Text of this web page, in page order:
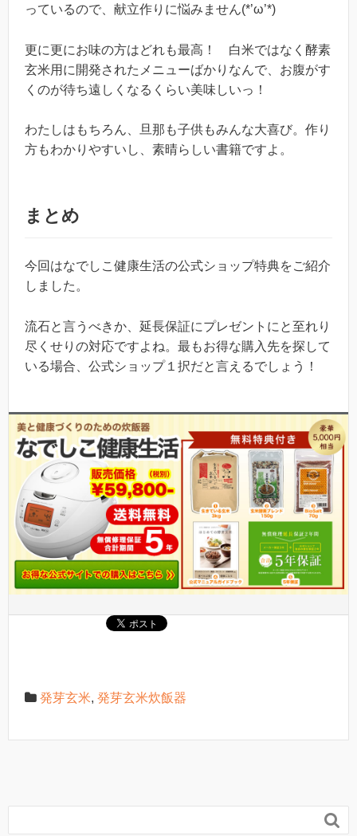
っているので、献立作りに悩みません(*’ω’*)
更に更にお味の方はどれも最高！ 白米ではなく酵素
玄米用に開発されたメニューばかりなんで、お腹がす
くのが待ち遠しくなるくらい美味しいっ！
わたしはもちろん、旦那も子供もみんな大喜び。作り
方もわかりやすいし、素晴らしい書籍ですよ。
まとめ
今回はなでしこ健康生活の公式ショップ特典をご紹介
しました。
流石と言うべきか、延長保証にプレゼントにと至れり
尽くせりの対応ですよね。最もお得な購入先を探して
いる場合、公式ショップ１択だと言えるでしょう！
発芽玄米, 発芽玄米炊飯器
